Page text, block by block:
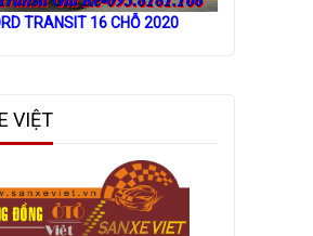
TRANSIT 16 CHỖ 2020
VIỆT